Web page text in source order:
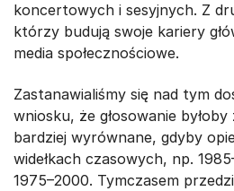
koncertowych i sesyjnych. Z
którzy budują swoje kariery
media społecznościowe.
Zastanawialiśmy się nad tym
wniosku, że głosowanie byłoby
bardziej wyrównane, gdyby
widełkach czasowych, np.
1975–2000. Tymczasem